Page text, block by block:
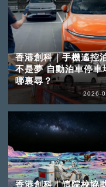
香港創科｜手機遙控
不是夢 自動泊車停車
哪裏尋？
2026-
香港創科｜這院校協